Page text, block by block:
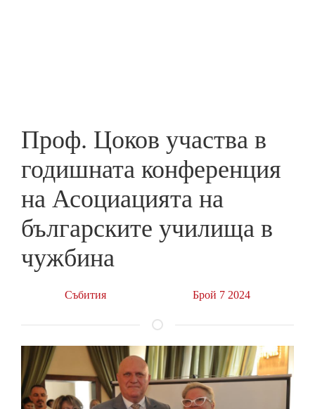
Проф. Цоков участва в
годишната конференция
на Асоциацията на
българските училища в
чужбина
Събития Брой 7 2024